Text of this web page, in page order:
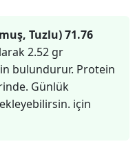
Tuzlu) 71.76
2.52 gr
bulundurur. Protein
Günlük
için